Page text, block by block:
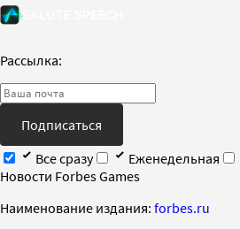
Рассылка:
Подписаться
Все сразу
Еженедельная
Новости Forbes Games
Наименование издания: forbes.ru